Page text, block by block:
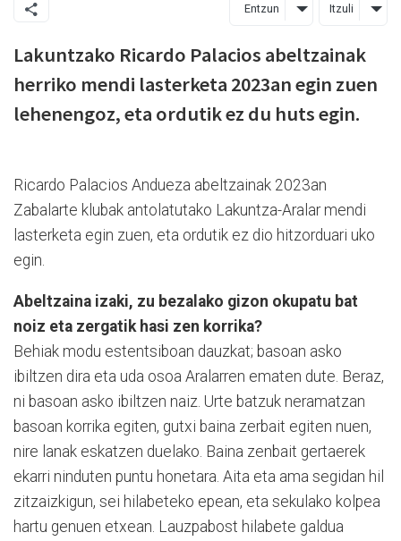
Entzun Itzuli
Lakuntzako Ricardo Palacios abeltzainak
herriko mendi lasterketa 2023an egin zuen
lehenengoz, eta ordutik ez du huts egin.
Ricardo Palacios Andueza abeltzainak 2023an
Zabalarte klubak antolatutako Lakuntza-Aralar mendi
lasterketa egin zuen, eta ordutik ez dio hitzorduari uko
egin.
Abeltzaina izaki, zu bezalako gizon okupatu bat
noiz eta zergatik hasi zen korrika?
Behiak modu estentsiboan dauzkat; basoan asko
ibiltzen dira eta uda osoa Aralarren ematen dute. Beraz,
ni basoan asko ibiltzen naiz. Urte batzuk neramatzan
basoan korrika egiten, gutxi baina zerbait egiten nuen,
nire lanak eskatzen duelako. Baina zenbait gertaerek
ekarri ninduten puntu honetara. Aita eta ama segidan hil
zitzaizkigun, sei hilabeteko epean, eta sekulako kolpea
hartu genuen etxean. Lauzpabost hilabete galdua